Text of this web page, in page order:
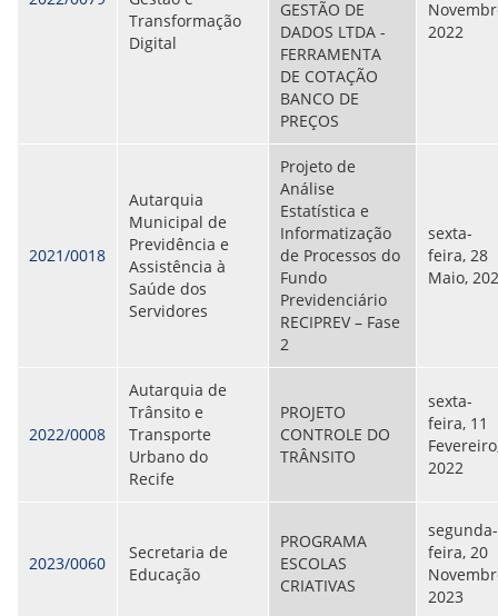
AFASTAMENTOS DOS FUNCIONÁRIOS
CAPACITAÇÃO
PPP - PERFIL PROFISSIOGRÁFICO
PROGRAMA QUALIDADE DE VIDA
PROGRAMA DE ESTAGIÁRIO
SAÚDE DO TRABALHADOR
PGDE 2022
PGDE 2023
PGDE 2024
GESTÃO DA INFORMAÇÃO
SEGURANÇA DA INFORMAÇÃO
RISI - FAQ (PERGUNTAS FREQUENTES)
CATÁLOGO DE SERVIÇOS DE TIC
PARECERES TÉCNICOS
ORIENTAÇÕES
PUBLICAÇÕES
PORTARIAS
Transformação
Digital
GESTÃO DE
DADOS LTDA -
FERRAMENTA
DE COTAÇÃO
BANCO DE
PREÇOS
2022
2021/0018
Autarquia
Municipal de
Previdência e
Assistência à
Saúde dos
Servidores
Projeto de
Análise
Estatística e
Informatização
de Processos do
Fundo
Previdenciário
RECIPREV – Fase
2
sexta-
feira, 28
Maio,
2022/0008
Autarquia de
Trânsito e
Transporte
Urbano do
Recife
PROJETO
CONTROLE DO
TRÂNSITO
sexta-
feira, 11
2022
2023/0060
Secretaria de
Educação
PROGRAMA
ESCOLAS
CRIATIVAS
segunda-
feira, 20
2023